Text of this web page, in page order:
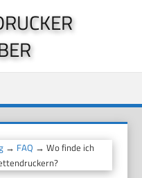
→ FAQ → Wo finde ich